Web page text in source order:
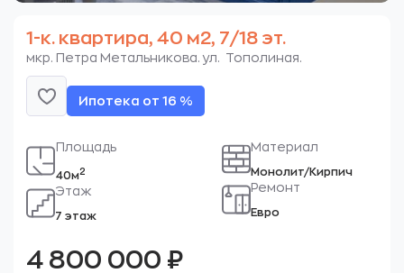
1-к. квартира, 40 м2, 7/18 эт.
мкр. Петра Метальникова. ул. Тополиная.
Ипотека от 16 %
Площадь
40м2
Этаж
7 этаж
Материал
Монолит/Кирпич
Ремонт
Евро
4 800 000 ₽